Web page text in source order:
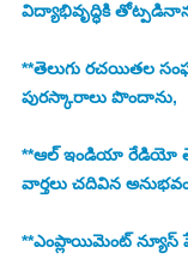
విద్యాభివృద్ధికి
**తెలుగు రచయితల
పురస్కారాలు పొందాను,
**ఆల్ ఇండియా రేడియో
వార్తలు చదివిన
**ఎంప్లాయిమెంట్ న్యూస్